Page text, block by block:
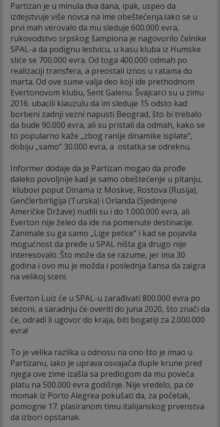
Partizan je u minula dva dana, ipak, uspeo da
izdejstvuje više novca na ime obeštećenja.Iako se u
prvi mah verovalo da mu sleduje 600.000 evra,
rukovodstvo srpskog šampiona je nagovorilo čelnike
SPAL-a da podignu lestvicu, u kasu kluba iz Humske
sliće se 700.000 evra. Od toga 400.000 odmah po
realizaciji transfera, a preostali iznos u ratama do
marta. Od ove sume valja deo koji ide prethodnom
Evertonovom klubu, Sent Galenu. Švajcarci su u zimu
2016. ubacili klauzulu da im sleduje 15 odsto kad
borbeni zadnji vezni napusti Beograd, što bi trebalo
da bude 90.000 evra, ali su pristali da odmah, kako se
to popularno kaže „zbog ranije dinamike isplate“,
dobiju „samo“ 30.000 evra, a ostatka se odreknu.
Informer dodaje da je Partizan mogao da prođe
daleko povoljnije kad je samo obeštećenje u pitanju,
klubovi poput Dinama iz Moskve, Rostova (Rusija),
Genčlerbirligija (Turska) i Orlanda (Sjedinjene
Američke Države) nudili su i do 1.000.000 evra, ali
Everton nije želeo da ide na pomenute destinacije.
Zanimale su ga samo „Lige petice“ i kad se pojavila
mogućnost da pređe u SPAL ništa ga drugo nije
interesovalo. Što može da se razume, jer ima 30
godina i ovo mu je možda i poslednja šansa da zaigra
na velikoj sceni.
Everton Luiz će u SPAL-u zarađivati 800.000 evra po
sezoni, a saradnju će overiti do juna 2020, što znači da
će, odradi li ugovor do kraja, biti bogatiji za 2.000.000
evra!
To je velika razlika u odnosu na ono što je imao u
Partizanu, iako je uprava osvajača duple krune pred
njega ove zime izašla sa predlogom da mu poveća
platu na 500.000 evra godišnje. Nije vredelo, pa će
momak iz Porto Alegrea pokušati da, za početak,
pomogne 17. plasiranom timu italijanskog prvenstva
da izbori opstanak.